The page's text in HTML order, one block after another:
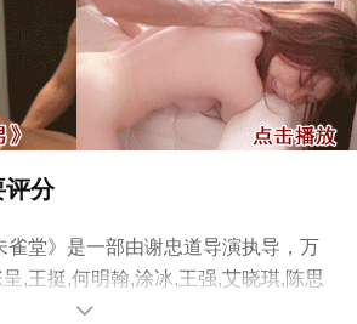
评分
雀堂》是一部由谢忠道导演执导，万
,王挺,何明翰,涂冰,王强,艾晓琪,陈思
程梓,王子涵,张颖冰,纪晓烽,胡健,李汐
